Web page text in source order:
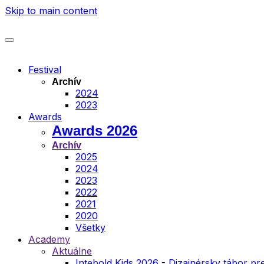
Skip to main content
Festival
Archív
2024
2023
Awards
Awards 2026
Archív
2025
2024
2023
2022
2021
2020
Všetky
Academy
Aktuálne